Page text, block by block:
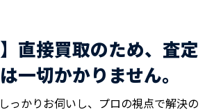
】直接買取のため、査定
一切かかりません。
っかりお伺いし、プロの視点で解決の